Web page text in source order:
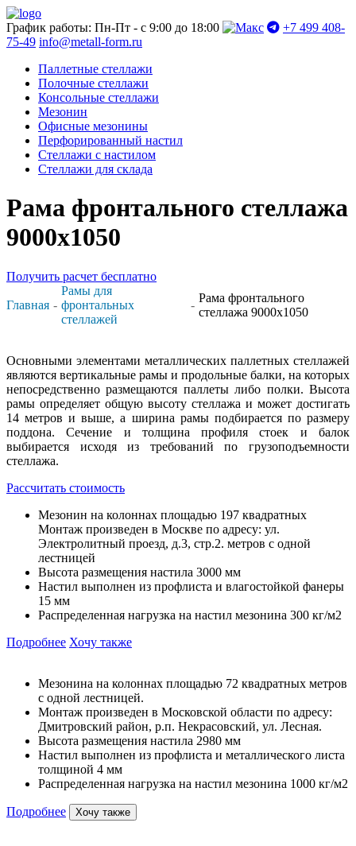
График работы: Пн-Пт - с 9:00 до 18:00
+7 499 408-
75-49 info@metall-form.ru
Паллетные стеллажи
Полочные стеллажи
Консольные стеллажи
Мезонин
Офисные мезонины
Перфорированный настил
Стеллажи с настилом
Стеллажи для склада
Рама фронтального стеллажа
9000x1050
Получить расчет бесплатно
Главная
Рамы для
фронтальных
стеллажей
Рама фронтального
стеллажа 9000x1050
Основными элементами металлических паллетных стеллажей
являются вертикальные рамы и продольные балки, на которых
непосредственно размещаются паллеты либо полки. Высота
рамы определяет общую высоту стеллажа и может достигать
14 метров и выше, а ширина рамы подбирается по размеру
поддона. Сечение и толщина профиля стоек и балок
выбирается исходя из требований по грузоподъемности
стеллажа.
Рассчитать стоимость
Мезонин на колоннах площадью 197 квадратных
Монтаж произведен в Москве по адресу: ул.
Электролитный проезд, д.3, стр.2. метров с одной
лестницей
Высота размещения настила 3000 мм
Настил выполнен из профлиста и влагостойкой фанеры
15 мм
Распределенная нагрузка на настил мезонина 300 кг/м2
Подробнее Хочу также
Мезонина на колоннах площадью 72 квадратных метров
с одной лестницей.
Монтаж произведен в Московской области по адресу:
Дмитровский район, р.п. Некрасовский, ул. Лесная.
Высота размещения настила 2980 мм
Настил выполнен из профлиста и металлического листа
толщиной 4 мм
Распределенная нагрузка на настил мезонина 1000 кг/м2
Подробнее Хочу также